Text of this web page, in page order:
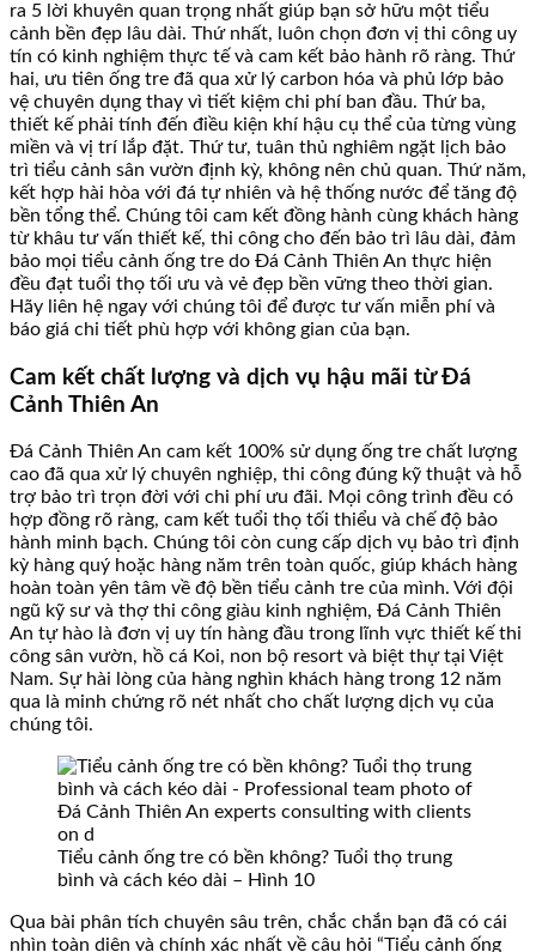
ra 5 lời khuyên quan trọng nhất giúp bạn sở hữu một tiểu
cảnh bền đẹp lâu dài. Thứ nhất, luôn chọn đơn vị thi công uy
tín có kinh nghiệm thực tế và cam kết bảo hành rõ ràng. Thứ
hai, ưu tiên ống tre đã qua xử lý carbon hóa và phủ lớp bảo
vệ chuyên dụng thay vì tiết kiệm chi phí ban đầu. Thứ ba,
thiết kế phải tính đến điều kiện khí hậu cụ thể của từng vùng
miền và vị trí lắp đặt. Thứ tư, tuân thủ nghiêm ngặt lịch bảo
trì tiểu cảnh sân vườn định kỳ, không nên chủ quan. Thứ năm,
kết hợp hài hòa với đá tự nhiên và hệ thống nước để tăng độ
bền tổng thể. Chúng tôi cam kết đồng hành cùng khách hàng
từ khâu tư vấn thiết kế, thi công cho đến bảo trì lâu dài, đảm
bảo mọi tiểu cảnh ống tre do Đá Cảnh Thiên An thực hiện
đều đạt tuổi thọ tối ưu và vẻ đẹp bền vững theo thời gian.
Hãy liên hệ ngay với chúng tôi để được tư vấn miễn phí và
báo giá chi tiết phù hợp với không gian của bạn.
Cam kết chất lượng và dịch vụ hậu mãi từ Đá
Cảnh Thiên An
Đá Cảnh Thiên An cam kết 100% sử dụng ống tre chất lượng
cao đã qua xử lý chuyên nghiệp, thi công đúng kỹ thuật và hỗ
trợ bảo trì trọn đời với chi phí ưu đãi. Mọi công trình đều có
hợp đồng rõ ràng, cam kết tuổi thọ tối thiểu và chế độ bảo
hành minh bạch. Chúng tôi còn cung cấp dịch vụ bảo trì định
kỳ hàng quý hoặc hàng năm trên toàn quốc, giúp khách hàng
hoàn toàn yên tâm về độ bền tiểu cảnh tre của mình. Với đội
ngũ kỹ sư và thợ thi công giàu kinh nghiệm, Đá Cảnh Thiên
An tự hào là đơn vị uy tín hàng đầu trong lĩnh vực thiết kế thi
công sân vườn, hồ cá Koi, non bộ resort và biệt thự tại Việt
Nam. Sự hài lòng của hàng nghìn khách hàng trong 12 năm
qua là minh chứng rõ nét nhất cho chất lượng dịch vụ của
chúng tôi.
Tiểu cảnh ống tre có bền không? Tuổi thọ trung
bình và cách kéo dài – Hình 10
Qua bài phân tích chuyên sâu trên, chắc chắn bạn đã có cái
nhìn toàn diện và chính xác nhất về câu hỏi “Tiểu cảnh ống